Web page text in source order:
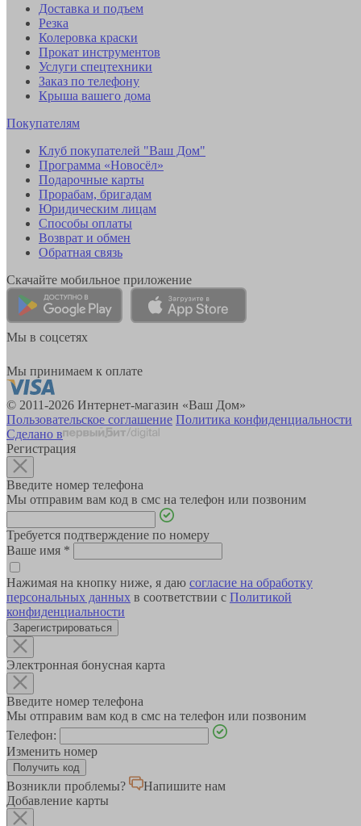
Доставка и подъем
Резка
Колеровка краски
Прокат инструментов
Услуги спецтехники
Заказ по телефону
Крыша вашего дома
Покупателям
Клуб покупателей "Ваш Дом"
Программа «Новосёл»
Подарочные карты
Прорабам, бригадам
Юридическим лицам
Способы оплаты
Возврат и обмен
Обратная связь
Скачайте мобильное приложение
Мы в соцсетях
Мы принимаем к оплате
© 2011-2026 Интернет-магазин «Ваш Дом»
Пользовательское соглашение Политика конфиденциальности
Сделано в
Регистрация
Введите номер телефона
Мы отправим вам код в смс на телефон или позвоним
Требуется подтверждение по номеру
Ваше имя *
Нажимая на кнопку ниже, я даю согласие на обработку
персональных данных в соответствии с Политикой
конфиденциальности
Зарегистрироваться
Электронная бонусная карта
Введите номер телефона
Мы отправим вам код в смс на телефон или позвоним
Телефон:
Изменить номер
Возникли проблемы?
Напишите нам
Добавление карты